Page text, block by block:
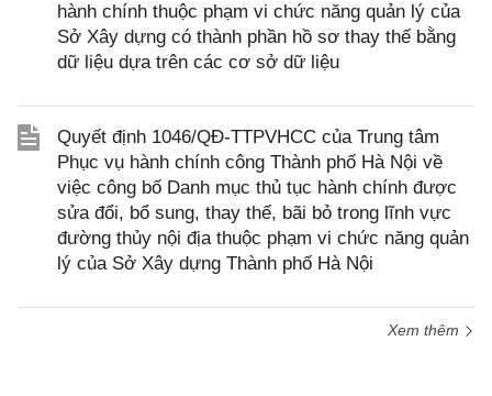
hành chính thuộc phạm vi chức năng quản lý của
Sở Xây dựng có thành phần hồ sơ thay thế bằng
dữ liệu dựa trên các cơ sở dữ liệu
Quyết định 1046/QĐ-TTPVHCC của Trung tâm
Phục vụ hành chính công Thành phố Hà Nội về
việc công bố Danh mục thủ tục hành chính được
sửa đổi, bổ sung, thay thế, bãi bỏ trong lĩnh vực
đường thủy nội địa thuộc phạm vi chức năng quản
lý của Sở Xây dựng Thành phố Hà Nội
Xem thêm